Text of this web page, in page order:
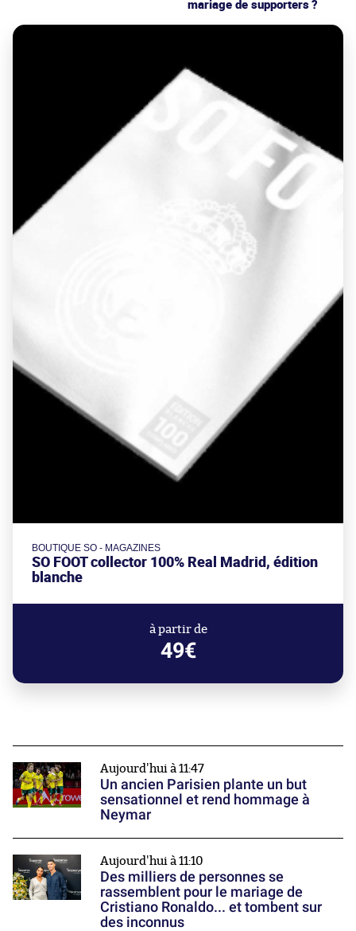
mariage de supporters ?
BOUTIQUE SO - MAGAZINES
SO FOOT collector 100% Real Madrid, édition
blanche
à partir de
49€
Aujourd'hui à 11:47
Un ancien Parisien plante un but
sensationnel et rend hommage à
Neymar
Aujourd'hui à 11:10
Des milliers de personnes se
rassemblent pour le mariage de
Cristiano Ronaldo... et tombent sur
des inconnus